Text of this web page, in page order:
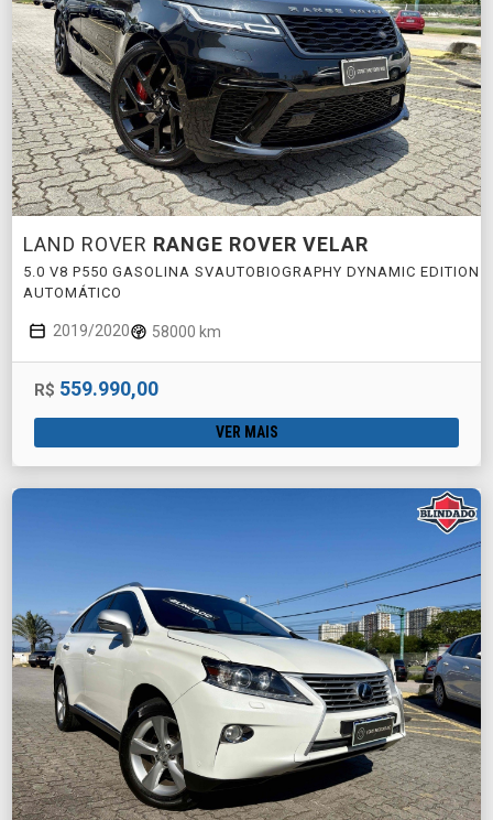
LAND ROVER RANGE ROVER VELAR
5.0 V8 P550 GASOLINA SVAUTOBIOGRAPHY DYNAMIC EDITION
AUTOMÁTICO
2019/2020 58000 km
R$ 559.990,00
VER MAIS